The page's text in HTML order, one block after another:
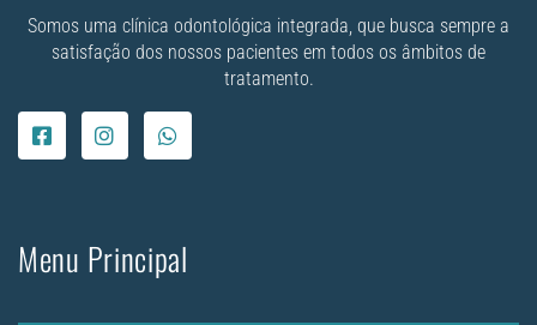
Somos uma clínica odontológica integrada, que busca sempre a
satisfação dos nossos pacientes em todos os âmbitos de
tratamento.
Menu Principal